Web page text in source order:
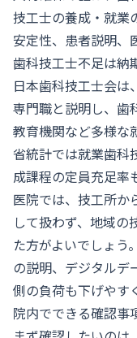
技工士の養成・就業
安定性、患者説明、
歯科技工士不足は納
日本歯科技工士会は
専門職と説明し、歯
教育機関など多様な
省統計では就業歯科
成課程の定員充足率
医院では、技工所か
して扱わず、地域の
た方がよいでしょう
の説明、デジタルデ
側の負荷も下げやす
院内でできる確認事